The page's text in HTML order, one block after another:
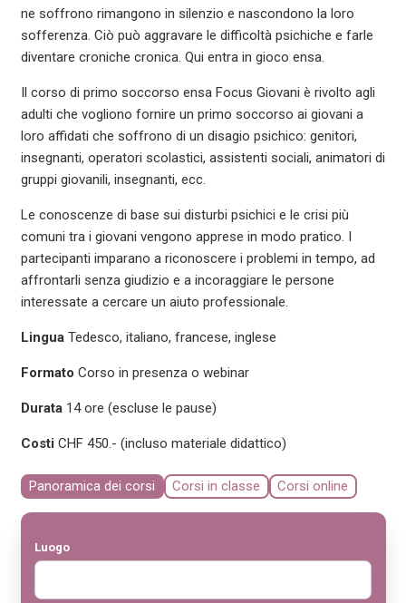
ne soffrono rimangono in silenzio e nascondono la loro
sofferenza. Ciò può aggravare le difficoltà psichiche e farle
diventare croniche cronica. Qui entra in gioco ensa.
Il corso di primo soccorso ensa Focus Giovani è rivolto agli
adulti che vogliono fornire un primo soccorso ai giovani a
loro affidati che soffrono di un disagio psichico: genitori,
insegnanti, operatori scolastici, assistenti sociali, animatori di
gruppi giovanili, insegnanti, ecc.
Le conoscenze di base sui disturbi psichici e le crisi più
comuni tra i giovani vengono apprese in modo pratico. I
partecipanti imparano a riconoscere i problemi in tempo, ad
affrontarli senza giudizio e a incoraggiare le persone
interessate a cercare un aiuto professionale.
LinguaTedesco, italiano, francese, inglese
Formato Corso in presenza o webinar
Durata14 ore (escluse le pause)
Costi CHF 450.- (incluso materiale didattico)
Panoramica dei corsi Corsi in classe Corsi online
Luogo